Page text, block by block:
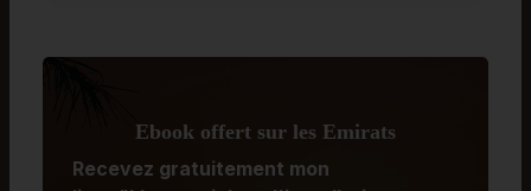
Ebook offert sur les Emirats
Recevez gratuitement mon